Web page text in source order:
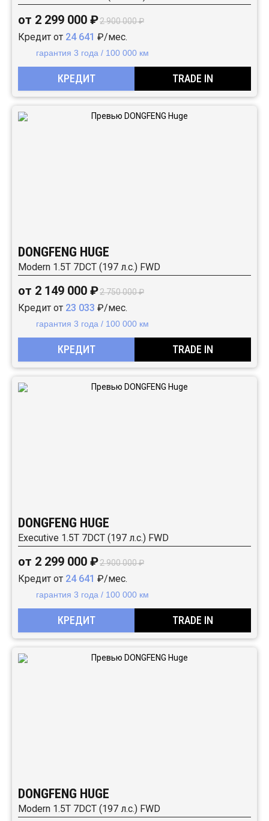
от 2 299 000 ₽2 900 000 ₽
Кредит от 24 641 ₽/мес.
гарантия 3 года / 100 000 км
КРЕДИТ TRADE IN
DONGFENG HUGE
Modern 1.5T 7DCT (197 л.с.) FWD
от 2 149 000 ₽2 750 000 ₽
Кредит от 23 033 ₽/мес.
гарантия 3 года / 100 000 км
КРЕДИТ TRADE IN
DONGFENG HUGE
Executive 1.5T 7DCT (197 л.с.) FWD
от 2 299 000 ₽2 900 000 ₽
Кредит от 24 641 ₽/мес.
гарантия 3 года / 100 000 км
КРЕДИТ TRADE IN
DONGFENG HUGE
Modern 1.5T 7DCT (197 л.с.) FWD